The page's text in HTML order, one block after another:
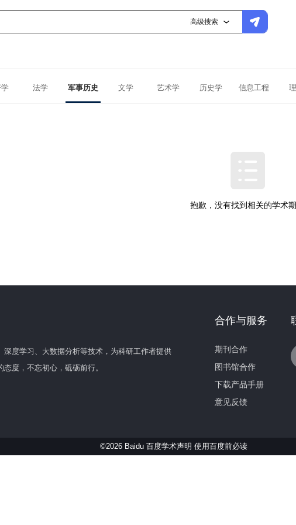
高级搜索
法学 军事历史 文学 艺术学 历史学 信息工程
抱歉，没有找到相关的学术期
度学习、大数据分析等技术，为科研工作者提供
度，不忘初心，砥砺前行。
合作与服务
期刊合作
图书馆合作
下载产品手册
意见反馈
©2026 Baidu 百度学术声明 使用百度前必读